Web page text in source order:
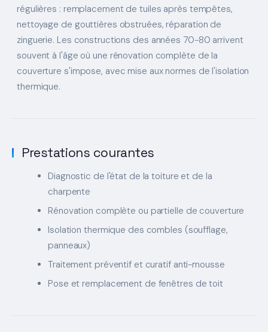
régulières : remplacement de tuiles après tempêtes,
nettoyage de gouttières obstruées, réparation de
zinguerie. Les constructions des années 70-80 arrivent
souvent à l'âge où une rénovation complète de la
couverture s'impose, avec mise aux normes de l'isolation
thermique.
Prestations courantes
Diagnostic de l'état de la toiture et de la
charpente
Rénovation complète ou partielle de couverture
Isolation thermique des combles (soufflage,
panneaux)
Traitement préventif et curatif anti-mousse
Pose et remplacement de fenêtres de toit